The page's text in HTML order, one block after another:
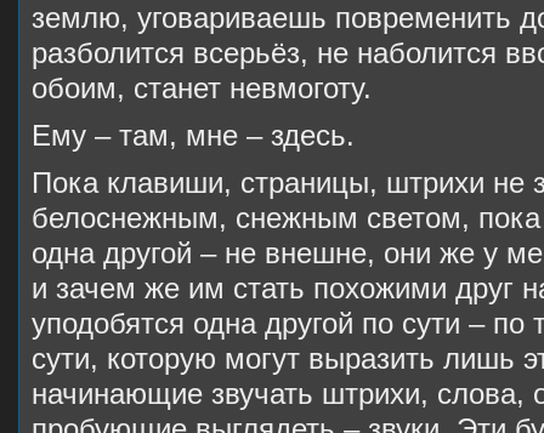
землю, уговариваешь повременить
разболится всерьёз, не наболится
обоим, станет невмоготу.
Ему – там, мне – здесь.
Пока клавиши, страницы, штрихи не
белоснежным, снежным светом, пока
одна другой – не внешне, они же у
и зачем же им стать похожими друг
уподобятся одна другой по сути – по
сути, которую могут выразить лишь
начинающие звучать штрихи, слова,